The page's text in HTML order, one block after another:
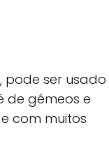
pode ser usado
de gémeos e
com muitos